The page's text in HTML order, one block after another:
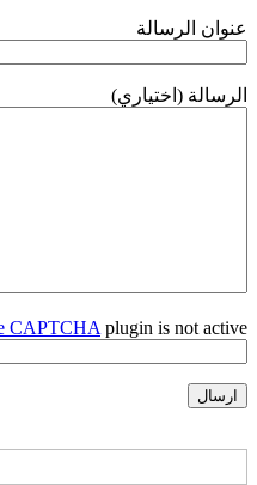
عنوان الرسالة
الرسالة (اختياري)
CAPTCHA plugin is not active.